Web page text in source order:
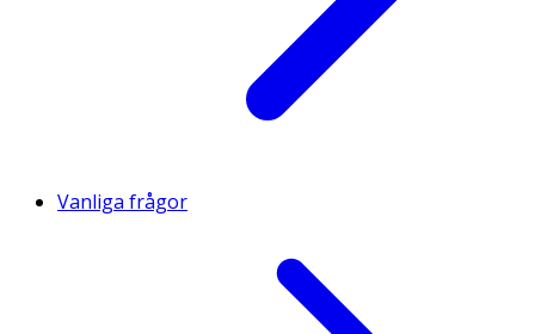
Vanliga frågor